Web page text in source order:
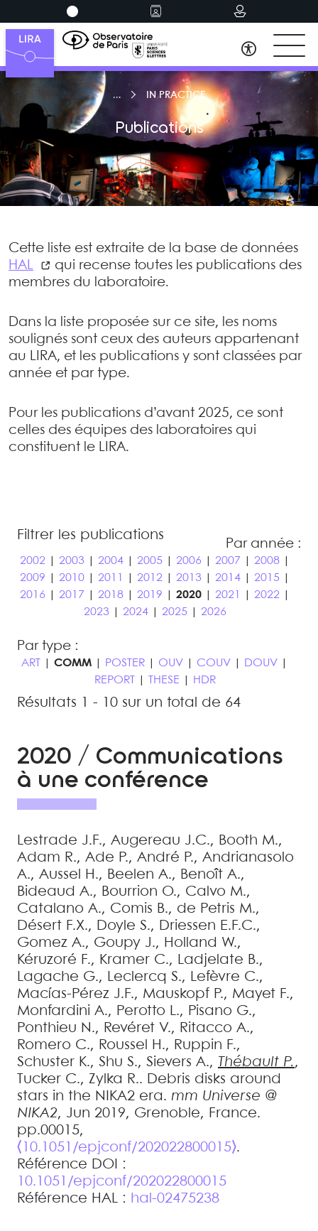
IN PRACTICE
Publications
Cette liste est extraite de la base de données
HAL
qui recense toutes les publications des
membres du laboratoire.
Dans la liste proposée sur ce site, les noms
soulignés sont ceux des auteurs appartenant
au LIRA, et les publications y sont classées par
année et par type.
Pour les publications d’avant 2025, ce sont
celles des équipes des laboratoires qui
constituent le LIRA.
Filtrer les publications
Par année :
2002| 2003| 2004| 2005| 2006 2007 2008|
2009
2010| 2011 2012| 2013| 2014| 2015|
2016
2017 2018| 2019 2020| 2021 2022|
2023| 2024| 2025| 2026
Par type :
ART COMM POSTER OUV COUV DOUV
REPORT
THESE HDR
Résultats 1 - 10 sur un total de 64
2020 / Communications
à une conférence
Lestrade J.F., Augereau J.C., Booth M.,
Adam R., Ade P., André P., Andrianasolo
A., Aussel H., Beelen A., Benoît A.,
Bideaud A., Bourrion O., Calvo M.,
Catalano A., Comis B., de Petris M.,
Désert F.X., Doyle S., Driessen E.F.C.,
Gomez A., Goupy J., Holland W.,
Kéruzoré F., Kramer C., Ladjelate B.,
Lagache G., Leclercq S., Lefèvre C.,
Macías-Pérez J.F., Mauskopf P., Mayet F.,
Monfardini A., Perotto L., Pisano G.,
Ponthieu N., Revéret V., Ritacco A.,
Romero C., Roussel H., Ruppin F.,
Schuster K., Shu S., Sievers A., Thébault P.,
Tucker C., Zylka R.. Debris disks around
stars in the NIKA2 era. mm Universe @
NIKA2, Jun 2019, Grenoble, France.
pp.00015,
⟨10.1051/epjconf/202022800015⟩.
Référence DOI :
10.1051/epjconf/202022800015
Référence HAL : hal-02475238